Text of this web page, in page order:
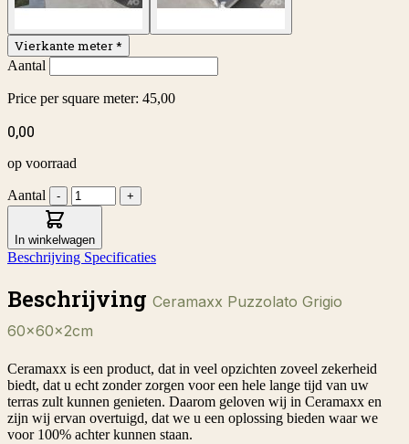
Vierkante meter*
Aantal
Price per square meter: 45,00
0,00
op voorraad
Aantal - +
In winkelwagen
Beschrijving Specificaties
Beschrijving Ceramaxx Puzzolato Grigio
60x60x2cm
Ceramaxx is een product, dat in veel opzichten zoveel zekerheid
biedt, dat u echt zonder zorgen voor een hele lange tijd van uw
terras zult kunnen genieten. Daarom geloven wij in Ceramaxx en
zijn wij ervan overtuigd, dat we u een oplossing bieden waar we
voor 100% achter kunnen staan.